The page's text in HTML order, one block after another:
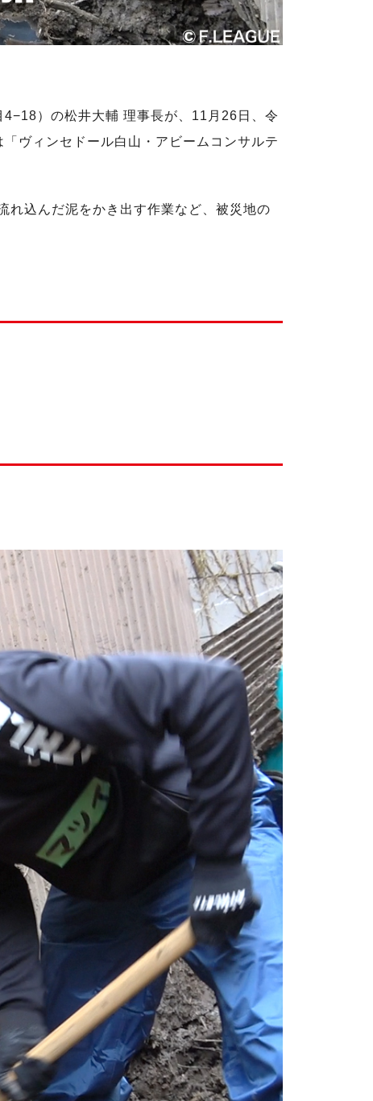
）の松井大輔 理事長が、11月26日、令
ヴィンセドール白山・アビームコンサルテ
れ込んだ泥をかき出す作業など、被災地の